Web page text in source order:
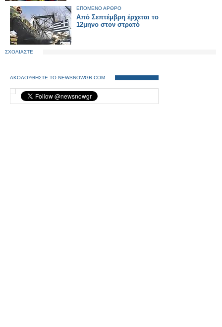
ΕΠΟΜΕΝΟ ΑΡΘΡΟ
Από Σεπτέμβρη έρχεται το
12μηνο στον στρατό
ΣΧΟΛΙΑΣΤΕ
ΑΚΟΛΟΥΘΗΣΤΕ ΤΟ NEWSNOWGR.COM